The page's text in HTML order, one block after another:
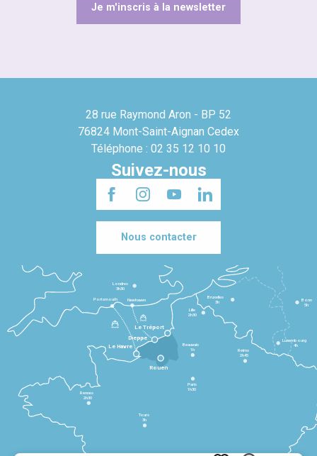
Je m'inscris à la newsletter
28 rue Raymond Aron - BP 52
76824 Mont-Saint-Aignan Cedex
Téléphone : 02 35 12 10 10
Suivez-nous
Nous contacter
Le Havre
Dieppe
Le Tréport
Rennes
2h30
Tours
3h
Paris
1h30
Beauvais
1h
Reims
2h45
Lille
2h30
Bruxelles
3h
Londres
3h30
Newhaven
Portsmouth
Bonn
5h
Luxembourg
4h
Rouen